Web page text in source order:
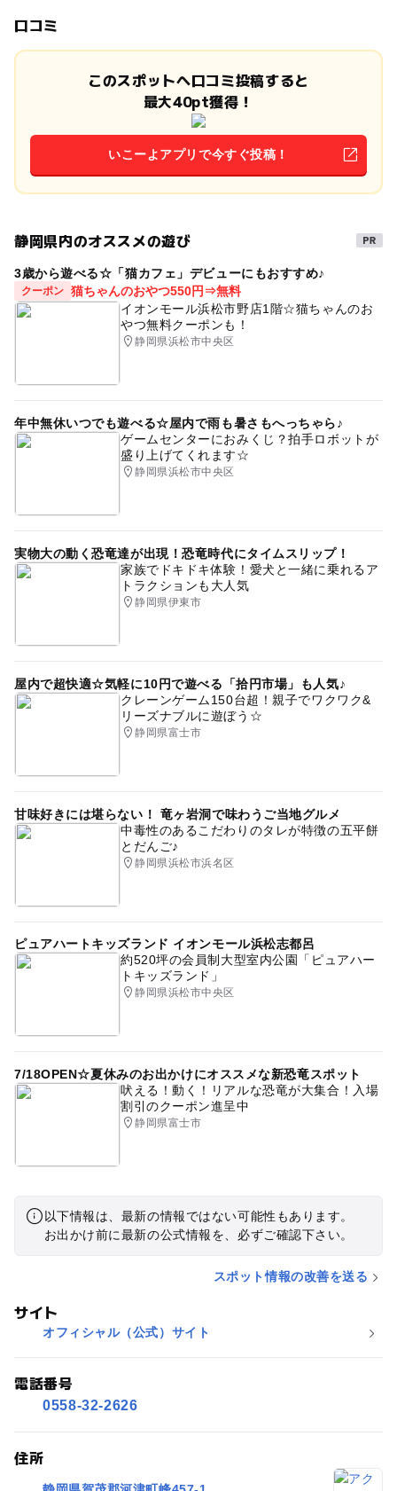
口コミ
このスポットへ口コミ投稿すると
最大40pt獲得！
いこーよアプリで今すぐ投稿！
静岡県内のオススメの遊び
3歳から遊べる☆「猫カフェ」デビューにもおすすめ♪
クーポン 猫ちゃんのおやつ550円⇒無料
イオンモール浜松市野店1階☆猫ちゃんのお
やつ無料クーポンも！
静岡県浜松市中央区
年中無休いつでも遊べる☆屋内で雨も暑さもへっちゃら♪
ゲームセンターにおみくじ？拍手ロボットが
盛り上げてくれます☆
静岡県浜松市中央区
実物大の動く恐竜達が出現！恐竜時代にタイムスリップ！
家族でドキドキ体験！愛犬と一緒に乗れるア
トラクションも大人気
静岡県伊東市
屋内で超快適☆気軽に10円で遊べる「拾円市場」も人気♪
クレーンゲーム150台超！親子でワクワク&
リーズナブルに遊ぼう☆
静岡県富士市
甘味好きには堪らない！ 竜ヶ岩洞で味わうご当地グルメ
中毒性のあるこだわりのタレが特徴の五平餅
とだんご♪
静岡県浜松市浜名区
ピュアハートキッズランド イオンモール浜松志都呂
約520坪の会員制大型室内公園「ピュアハー
トキッズランド」
静岡県浜松市中央区
7/18OPEN☆夏休みのお出かけにオススメな新恐竜スポット
吠える！動く！リアルな恐竜が大集合！入場
割引のクーポン進呈中
静岡県富士市
以下情報は、最新の情報ではない可能性もあります。
お出かけ前に最新の公式情報を、必ずご確認下さい。
スポット情報の改善を送る
サイト
オフィシャル（公式）サイト
電話番号
0558-32-2626
住所